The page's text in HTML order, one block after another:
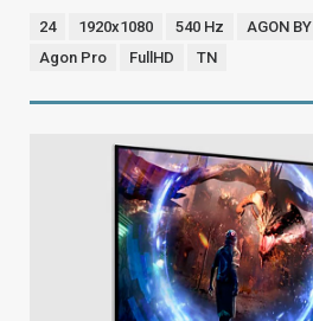
24 1920x1080 540 Hz AGON BY
Agon Pro
FullHD TN